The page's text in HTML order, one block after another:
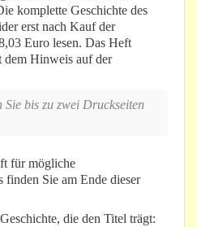
komplette Geschichte des
erst nach Kauf der
Euro lesen. Das Heft
Hinweis auf der
Sie bis zu zwei Druckseiten
für mögliche
finden Sie am Ende dieser
die den Titel trägt: